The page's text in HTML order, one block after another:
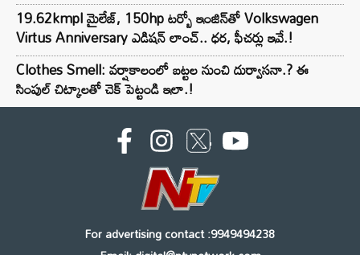
19.62kmpl మైలేజ్, 150hp టర్బో ఇంజిన్‌తో Volkswagen
Virtus Anniversary ఎడిషన్ లాంచ్.. ధర, ఫీచర్లు ఇవే.!
Clothes Smell: వర్షాకాలంలో బట్టల నుంచి దుర్వాసనా.? ఈ
సింపుల్ చిట్కాలతో చెక్ పెట్టండి ఇలా.!
For advertising contact :9949494238